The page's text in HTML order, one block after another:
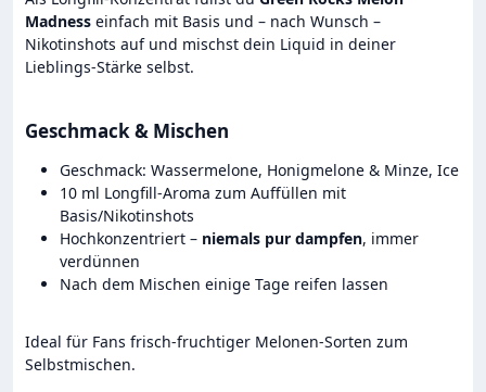
Madness einfach mit Basis und – nach Wunsch –
Nikotinshots auf und mischst dein Liquid in deiner
Lieblings-Stärke selbst.
Geschmack & Mischen
Geschmack: Wassermelone, Honigmelone & Minze, Ice
10 ml Longfill-Aroma zum Auffüllen mit
Basis/Nikotinshots
Hochkonzentriert – niemals pur dampfen, immer
verdünnen
Nach dem Mischen einige Tage reifen lassen
Ideal für Fans frisch-fruchtiger Melonen-Sorten zum
Selbstmischen.